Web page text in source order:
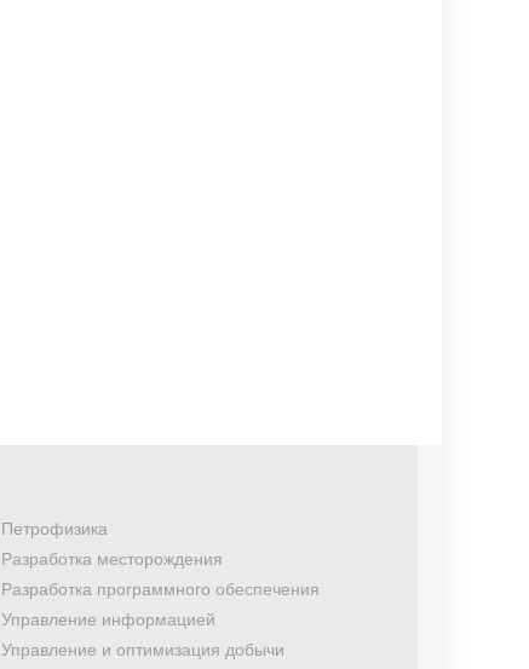
Петрофизика
Разработка месторождения
Разработка программного обеспечения
Управление информацией
Управление и оптимизация добычи